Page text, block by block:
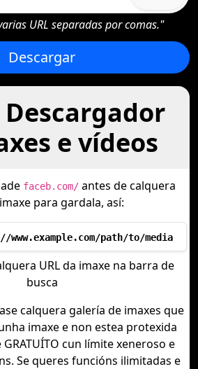
URL separadas por comas."
Descargar
Descargador
e vídeos
faceb.com/ antes de calquera
para gardala, así:
www.example.com/path/to/media
URL da imaxe na barra de
busca
calquera galería de imaxes que
imaxe e non estea protexida
GRATUÍTO cun límite xeneroso e
Se queres funcións ilimitadas e